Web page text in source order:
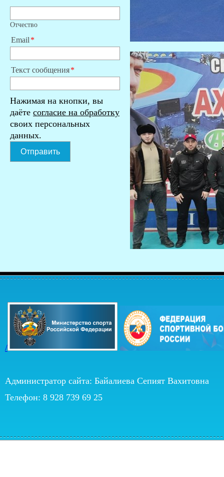
Отчество
Email
Текст сообщения
Нажимая на кнопки, вы
даёте согласие на обработку
своих персональных
данных.
Отправить
/
Администратор сайта: Байалиева Сепият Вахитовна
Телефон: 8 928 739 69 25